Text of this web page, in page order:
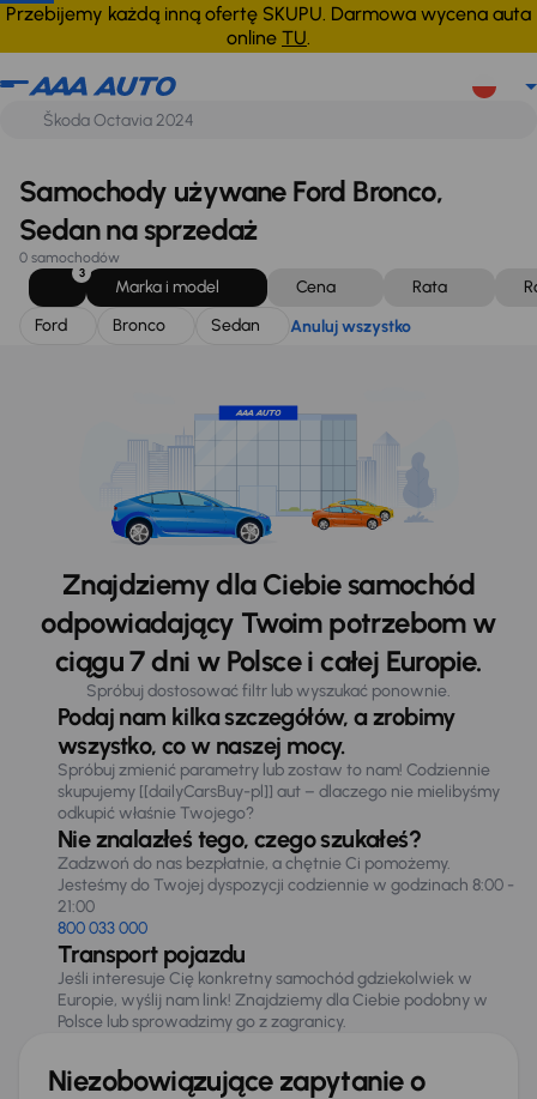
Przebijemy każdą inną ofertę SKUPU. Darmowa wycena auta
online TU.
Ford Bronco Sedan Anuluj wszystko
Samochody używane Ford Bronco,
Sedan na sprzedaż
0 samochodów
3
Marka i model Cena Rata
Ford
Bronco Sedan Anuluj wszystko
Znajdziemy dla Ciebie samochód
odpowiadający Twoim potrzebom w
ciągu 7 dni w Polsce i całej Europie.
Spróbuj dostosować filtr lub wyszukać ponownie.
Podaj nam kilka szczegółów, a zrobimy
wszystko, co w naszej mocy.
Spróbuj zmienić parametry lub zostaw to nam! Codziennie
skupujemy [[dailyCarsBuy-pl]] aut – dlaczego nie mielibyśmy
odkupić właśnie Twojego?
Nie znalazłeś tego, czego szukałeś?
Zadzwoń do nas bezpłatnie, a chętnie Ci pomożemy.
Jesteśmy do Twojej dyspozycji codziennie w godzinach 8:00 -
21:00
800 033 000
Transport pojazdu
Jeśli interesuje Cię konkretny samochód gdziekolwiek w
Europie, wyślij nam link! Znajdziemy dla Ciebie podobny w
Polsce lub sprowadzimy go z zagranicy.
Niezobowiązujące zapytanie o